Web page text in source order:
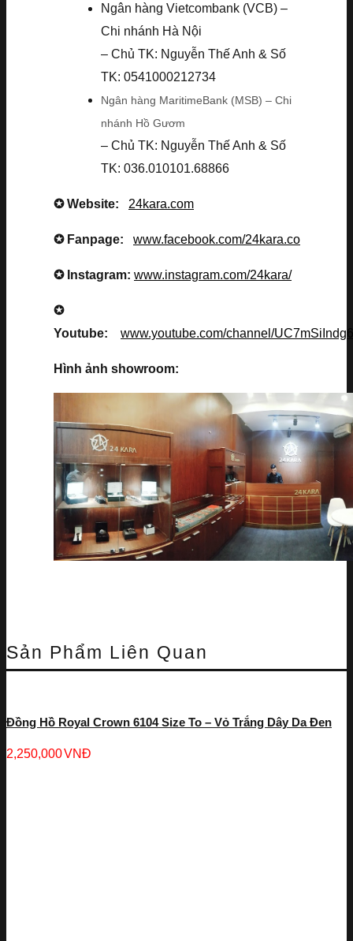
Ngân hàng Vietcombank (VCB) –
Chi nhánh Hà Nội
– Chủ TK: Nguyễn Thế Anh & Số
TK: 0541000212734
Ngân hàng MaritimeBank (MSB) – Chi
nhánh Hồ Gươm
– Chủ TK: Nguyễn Thế Anh & Số
TK: 036.010101.68866
✪ Website: 24kara.com
✪ Fanpage: www.facebook.com/24kara.co
✪ Instagram: www.instagram.com/24kara/
✪
Youtube: www.youtube.com/channel/
Hình ảnh showroom:
Sản Phẩm Liên Quan
Đồng Hồ Royal Crown 6104 Size To – Vỏ Trắng Dây Da Đen
2,250,000VNĐ